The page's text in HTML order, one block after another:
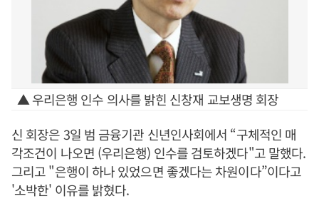
▲ 우리은행 인수 의사를 밝힌 신창재 교보생명 회장
신 회장은 3일 범 금융기관 신년인사회에서 “구체적인 매
각조건이 나오면 (우리은행) 인수를 검토하겠다"고 말했다.
그리고 "은행이 하나 있었으면 좋겠다는 차원이다”이다고
'소박한' 이유를 밝혔다.